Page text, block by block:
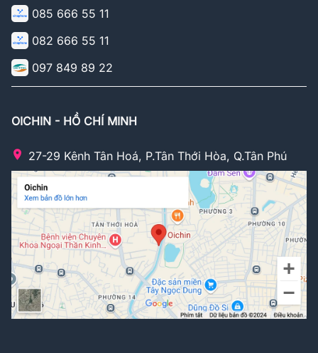
085 666 55 11
082 666 55 11
097 849 89 22
OICHIN - HỒ CHÍ MINH
27-29 Kênh Tân Hoá, P.Tân Thới Hòa, Q.Tân Phú